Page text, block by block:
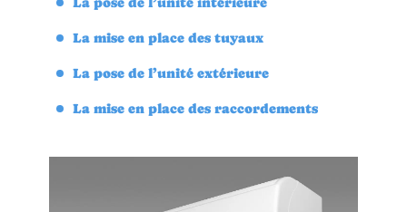
La mise en place des tuyaux
La pose de l’unité extérieure
La mise en place des raccordements